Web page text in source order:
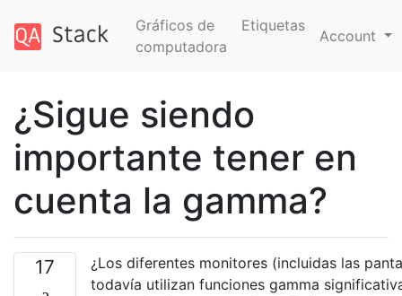
Gráficos de
computadora
Etiquetas
Account
¿Sigue siendo
importante tener en
cuenta la gamma?
17
¿Los diferentes monitores (incluidas las
todavía utilizan funciones gamma